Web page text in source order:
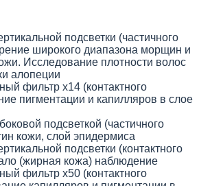
подсветки (частичного
широкого диапазона морщин и
Исследование плотности волос
алопеции
фильтр х14 (контактного
пигментации и капилляров в слое
подсветкой (частичного
кожи, слой эпидермиса
подсветки (контактного
(жирная кожа) наблюдение
фильтр x50 (контактного